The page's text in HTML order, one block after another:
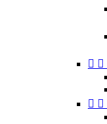
 
 